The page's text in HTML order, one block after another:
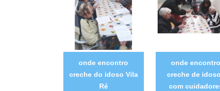
onde encontro
creche do idoso Vila
Ré
onde
creche de
com